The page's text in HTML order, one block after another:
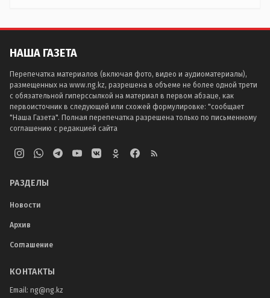
НАША ГАЗЕТА
Перепечатка материалов (включая фото, видео и аудиоматериалы),
размещенных на www.ng.kz, разрешена в объеме не более одной трети
с обязательной гиперссылкой на материал в первом абзаце, как
первоисточник в следующей или схожей формулировке: "сообщает
"Наша Газета". Полная перепечатка разрешена только по письменному
соглашению с редакцией сайта
РАЗДЕЛЫ
Новости
Архив
Соглашение
КОНТАКТЫ
Email: ng@ng.kz